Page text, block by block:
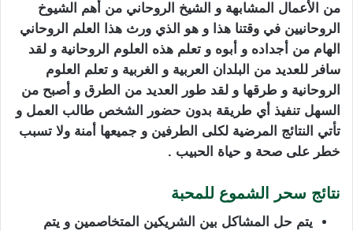
من الأعمال المشابهة و الشيخ الروحاني من أهم الشيوخ
الروحانيين في وقتنا هذا و هو الذي ورث هذا العلم الروحاني
الهام من أجداده و أبوه و تعلم هذه العلوم الروحانية و لقد
سافر للعديد من البلدان العربية و الغربية و تعلم العلوم
الروحانية و طرقها و لقد طور العديد من الطرق و أصبح من
السهل تنفيذ أي طريقة بدون حضور الشخص طالب العمل و
تأتي النتائج المرضية لكلى الطرفين و جميعها أمنة ولا تسبب
خطر على صحة و حياة الحبيب .
نتائج سحر الشموع للمحبة
يتم حل المشاكل بين الشريكين المتخاصمين و يتم